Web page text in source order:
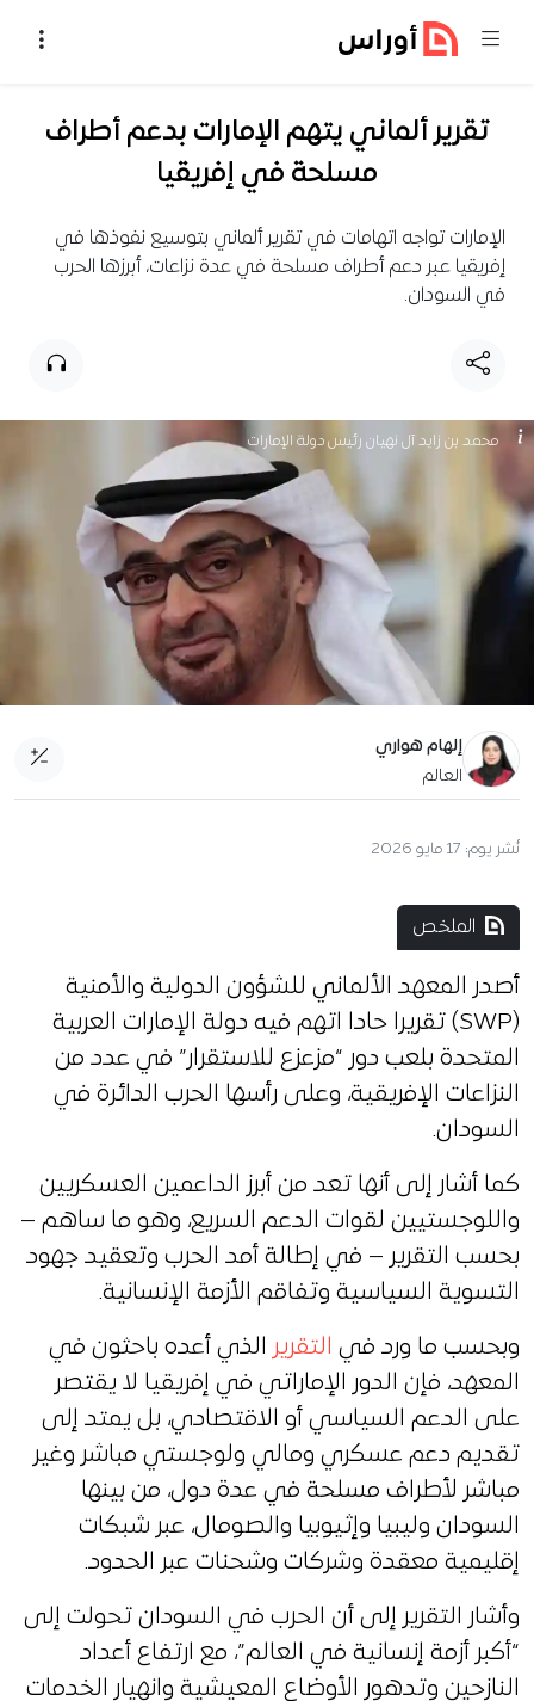
تقرير ألماني يتهم الإمارات بدعم أطراف
مسلحة في إفريقيا
الإمارات تواجه اتهامات في تقرير ألماني بتوسيع نفوذها في
إفريقيا عبر دعم أطراف مسلحة في عدة نزاعات، أبرزها الحرب
في السودان.
محمد بن زايد آل نهيان رئيس دولة الإمارات
إلهام هواري
العالم
نُشر يوم: 17 مايو 2026
الملخص
أصدر المعهد الألماني للشؤون الدولية والأمنية
(SWP) تقريرا حادا اتهم فيه دولة الإمارات العربية
المتحدة بلعب دور “مزعزع للاستقرار” في عدد من
النزاعات الإفريقية، وعلى رأسها الحرب الدائرة في
السودان.
كما أشار إلى أنها تعد من أبرز الداعمين العسكريين
واللوجستيين لقوات الدعم السريع، وهو ما ساهم –
بحسب التقرير – في إطالة أمد الحرب وتعقيد جهود
التسوية السياسية وتفاقم الأزمة الإنسانية.
وبحسب ما ورد في التقرير الذي أعده باحثون في
المعهد، فإن الدور الإماراتي في إفريقيا لا يقتصر
على الدعم السياسي أو الاقتصادي، بل يمتد إلى
تقديم دعم عسكري ومالي ولوجستي مباشر وغير
مباشر لأطراف مسلحة في عدة دول، من بينها
السودان وليبيا وإثيوبيا والصومال، عبر شبكات
إقليمية معقدة وشركات وشحنات عبر الحدود.
وأشار التقرير إلى أن الحرب في السودان تحولت إلى
“أكبر أزمة إنسانية في العالم”، مع ارتفاع أعداد
النازحين وتدهور الأوضاع المعيشية وانهيار الخدمات